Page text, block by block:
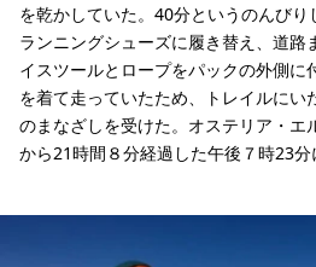
を乾かしていた。40分というのんび
ランニングシューズに履き替え、道路
イスツールとロープをパックの外側に
を着て走っていたため、トレイルにい
のまなざしを受けた。オステリア・エ
から21時間８分経過した午後７時23分